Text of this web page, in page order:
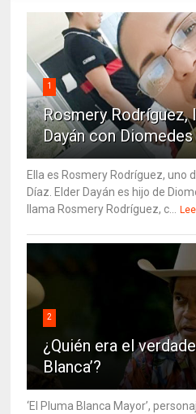
1
Rosmery Rodríguez,
Dayán con
Ella es Rosmery Rodríguez, uno
Díaz. Elder Dayán es hijo de
llama Rosmery Rodríguez, c...
2
¿Quién era el
Blanca’?
‘El Pluma Blanca Mayor’,